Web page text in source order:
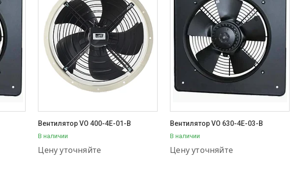
Вентилятор VO 400-4E-01-B
В наличии
Цену уточняйте
+7 (707) 111-57-56
Вентилятор VO 630-4E-03-B
В наличии
Цену уточняйте
+7 (707) 111-57-56